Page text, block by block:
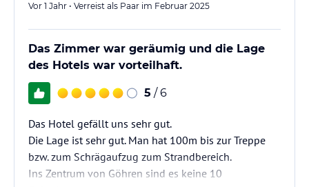
Vor 1 Jahr • Verreist als Paar im Februar 2025
Das Zimmer war geräumig und die Lage
des Hotels war vorteilhaft.
5 / 6
Das Hotel gefällt uns sehr gut.
Die Lage ist sehr gut. Man hat 100m bis zur Treppe
bzw. zum Schrägaufzug zum Strandbereich.
Ins Zentrum von Göhren sind es keine 10